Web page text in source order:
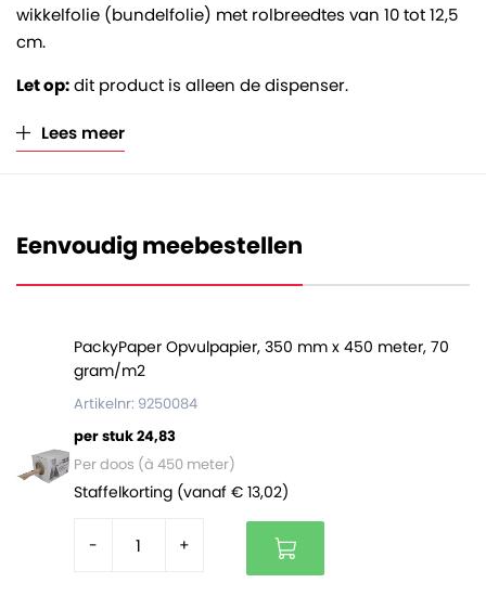
wikkelfolie (bundelfolie) met rolbreedtes van 10 tot 12,5
cm.
Let op:dit product is alleen de dispenser.
Lees meer
Eenvoudig meebestellen
PackyPaper Opvulpapier, 350 mm x 450 meter, 70
gram/m2
Artikelnr: 9250084
per stuk 24,83
Per doos (à 450 meter)
Staffelkorting (vanaf € 13,02)
- +